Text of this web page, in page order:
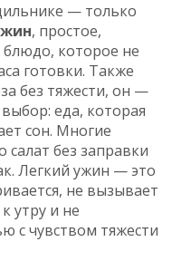
— только
, простое,
которое не
готовки. Также
без тяжести, он —
еда, которая
сон. Многие
без заправки
Легкий ужин — это
не вызывает
утру и не
с чувством тяжести